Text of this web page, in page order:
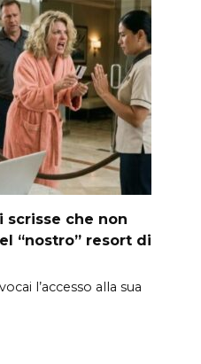
scrisse che non
“nostro” resort di
l’accesso alla sua